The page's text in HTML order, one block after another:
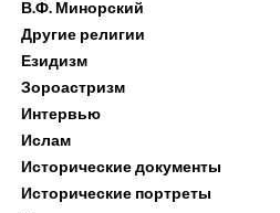
В.Ф. Минорский
Другие религии
Езидизм
Зороастризм
Интервью
Ислам
Исторические документы
Исторические портреты